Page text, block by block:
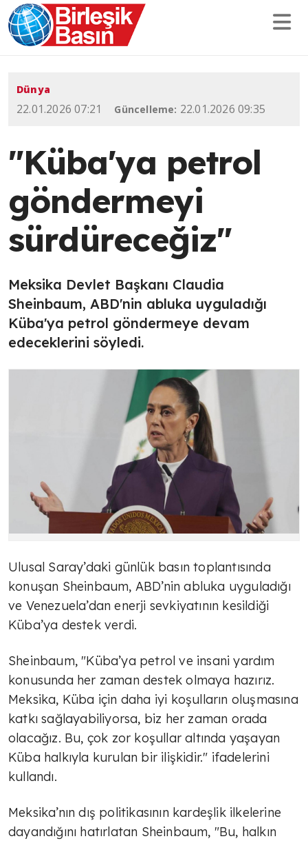
Dünya
22.01.2026 07:21 Güncelleme: 22.01.2026 09:35
"Küba'ya petrol
göndermeyi
sürdüreceğiz"
Meksika Devlet Başkanı Claudia
Sheinbaum, ABD'nin abluka uyguladığı
Küba'ya petrol göndermeye devam
edeceklerini söyledi.
Ulusal Saray’daki günlük basın toplantısında
konuşan Sheinbaum, ABD’nin abluka uyguladığı
ve Venezuela’dan enerji sevkiyatının kesildiği
Küba’ya destek verdi.
Sheinbaum, "Küba’ya petrol ve insani yardım
konusunda her zaman destek olmaya hazırız.
Meksika, Küba için daha iyi koşulların oluşmasına
katkı sağlayabiliyorsa, biz her zaman orada
olacağız. Bu, çok zor koşullar altında yaşayan
Küba halkıyla kurulan bir ilişkidir." ifadelerini
kullandı.
Meksika’nın dış politikasının kardeşlik ilkelerine
dayandığını hatırlatan Sheinbaum, "Bu, halkın